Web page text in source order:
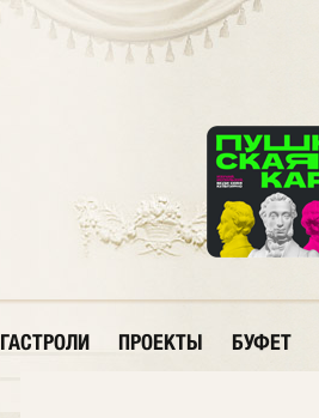
ГАСТРОЛИ ПРОЕКТЫ БУФЕТ